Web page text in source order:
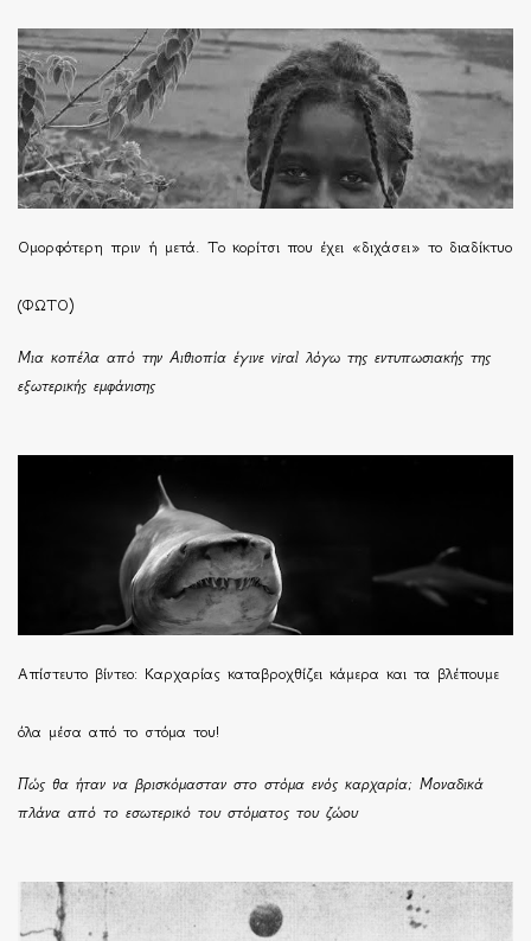
Ομορφότερη πριν ή μετά. Το κορίτσι που έχει «διχάσει» το διαδίκτυο
(ΦΩΤΟ)
Μια κοπέλα από την Αιθιοπία έγινε viral λόγω της εντυπωσιακής της
εξωτερικής εμφάνισης
Απίστευτο βίντεο: Καρχαρίας καταβροχθίζει κάμερα και τα βλέπουμε
όλα μέσα από το στόμα του!
Πώς θα ήταν να βρισκόμασταν στο στόμα ενός καρχαρία; Μοναδικά
πλάνα από το εσωτερικό του στόματος του ζώου